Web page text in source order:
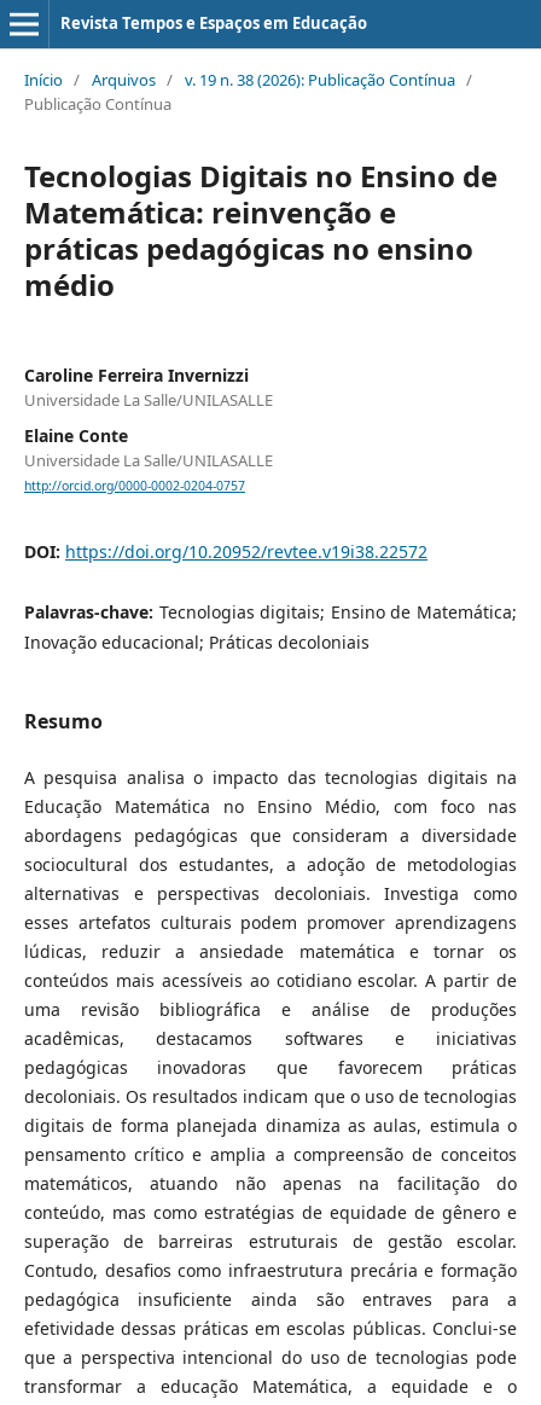
Revista Tempos e Espaços em Educação
Início / Arquivos / v. 19 n. 38 (2026): Publicação Contínua /
Publicação Contínua
Tecnologias Digitais no Ensino de
Matemática: reinvenção e
práticas pedagógicas no ensino
médio
Caroline Ferreira Invernizzi
Universidade La Salle/UNILASALLE
Elaine Conte
Universidade La Salle/UNILASALLE
http://orcid.org/0000-0002-0204-0757
DOI: https://doi.org/10.20952/revtee.v19i38.22572
Palavras-chave: Tecnologias digitais; Ensino de Matemática;
Inovação educacional; Práticas decoloniais
Resumo
A pesquisa analisa o impacto das tecnologias digitais na
Educação Matemática no Ensino Médio, com foco nas
abordagens pedagógicas que consideram a diversidade
sociocultural dos estudantes, a adoção de metodologias
alternativas e perspectivas decoloniais. Investiga como
esses artefatos culturais podem promover aprendizagens
lúdicas, reduzir a ansiedade matemática e tornar os
conteúdos mais acessíveis ao cotidiano escolar. A partir de
uma revisão bibliográfica e análise de produções
acadêmicas, destacamos softwares e iniciativas
pedagógicas inovadoras que favorecem práticas
decoloniais. Os resultados indicam que o uso de tecnologias
digitais de forma planejada dinamiza as aulas, estimula o
pensamento crítico e amplia a compreensão de conceitos
matemáticos, atuando não apenas na facilitação do
conteúdo, mas como estratégias de equidade de gênero e
superação de barreiras estruturais de gestão escolar.
Contudo, desafios como infraestrutura precária e formação
pedagógica insuficiente ainda são entraves para a
efetividade dessas práticas em escolas públicas. Conclui-se
que a perspectiva intencional do uso de tecnologias pode
transformar a educação Matemática, a equidade e o